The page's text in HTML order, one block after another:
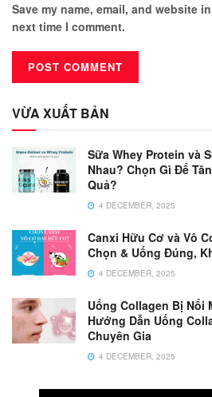
Save my name, email, and website
next time I comment.
VỪA XUẤT BẢN
Sữa Whey Protein và
Nhau? Chọn Gì Để
Quả?
4 DECEMBER, 2025
Canxi Hữu Cơ và Vô
Chọn & Uống Đúng,
4 DECEMBER, 2025
Uống Collagen Bị Nổi
Hướng Dẫn Uống
Chuyên Gia
4 DECEMBER, 2025